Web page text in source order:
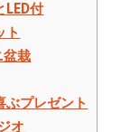
LED付
ト
盆栽
プレゼント
オ